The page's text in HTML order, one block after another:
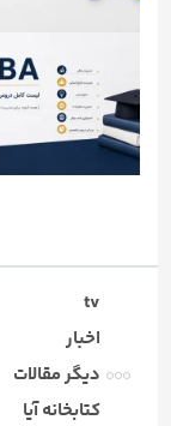
tv
اخبار
دیگر مقالات
کتابخانه آیا